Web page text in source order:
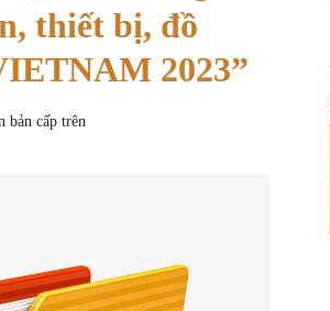
thiết bị, đồ
2023”
bản cấp trên